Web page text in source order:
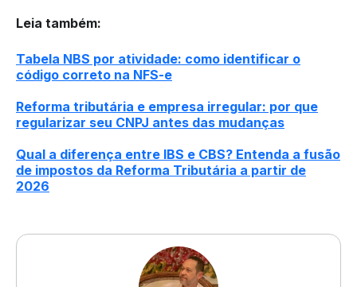
Leia também:
Tabela NBS por atividade: como identificar o
código correto na NFS-e
Reforma tributária e empresa irregular: por que
regularizar seu CNPJ antes das mudanças
Qual a diferença entre IBS e CBS? Entenda a fusão
de impostos da Reforma Tributária a partir de
2026